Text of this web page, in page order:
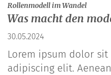
Rollenmodell im Wandel:
Was macht den
30.05.2024
Lorem ipsum dolor
adipiscing elit.